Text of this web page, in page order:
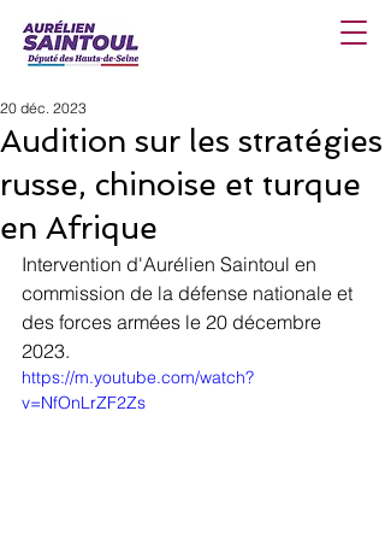
Audition sur les stratégies
russe, chinoise et turque
en Afrique
20 déc. 2023
Intervention d'Aurélien Saintoul en
commission de la défense nationale et
des forces armées le 20 décembre
2023.
https://m.youtube.com/watch?
v=NfOnLrZF2Zs